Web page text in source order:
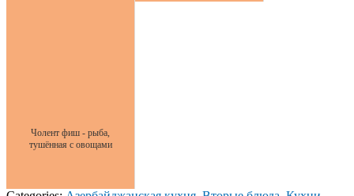
Чолент фиш - рыба,
тушённая с овощами